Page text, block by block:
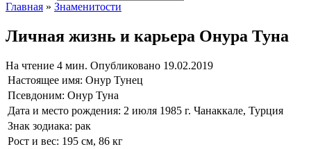
Главная » Знаменитости
Личная жизнь и карьера Онура Туна
На чтение 4 мин. Опубликовано 19.02.2019
Настоящее имя: Онур Тунец
Псевдоним: Онур Туна
Дата и место рождения: 2 июля 1985 г. Чанаккале, Турция
Знак зодиака: рак
Рост и вес: 195 см, 86 кг